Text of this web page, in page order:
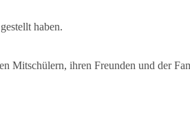
haben.
Mitschülern, ihren Freunden und der